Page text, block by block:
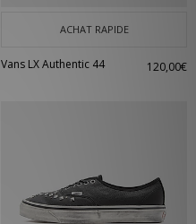
ACHAT RAPIDE
Vans LX Authentic 44 120,00€